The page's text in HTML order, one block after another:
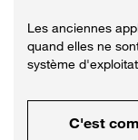
Les anciennes
quand elles ne
système
C'est